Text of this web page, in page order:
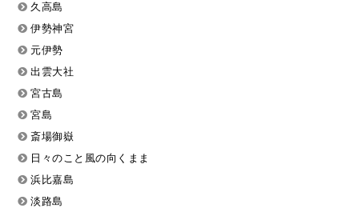
久高島
伊勢神宮
元伊勢
出雲大社
宮古島
宮島
斎場御嶽
日々のこと風の向くまま
浜比嘉島
淡路島